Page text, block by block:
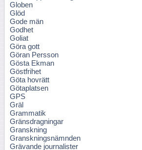
Globen
Glöd
Gode män
Godhet
Goliat
Göra gott
Göran Persson
Gösta Ekman
Göstfrihet
Göta hovrätt
Götaplatsen
GPS
Gräl
Grammatik
Gränsdragningar
Granskning
Granskningsnämnden
Grävande journalister